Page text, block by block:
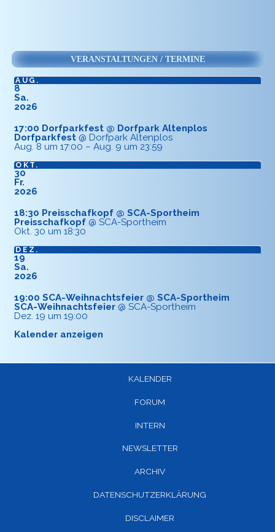
VERANSTALTUNGEN / TERMINE
AUG.
8
Sa.
2026
17:00 Dorfparkfest @ Dorfpark Altenplos
Dorfparkfest @ Dorfpark Altenplos
Aug. 8 um 17:00 – Aug. 9 um 23:59
OKT.
30
Fr.
2026
18:30 Preisschafkopf @ SCA-Sportheim
Preisschafkopf @ SCA-Sportheim
Okt. 30 um 18:30
DEZ.
19
Sa.
2026
19:00 SCA-Weihnachtsfeier @ SCA-Sportheim
SCA-Weihnachtsfeier @ SCA-Sportheim
Dez. 19 um 19:00
Kalender anzeigen
KALENDER
FORUM
INTERN
NEWSLETTER
ARCHIV
DATENSCHUTZERKLÄRUNG
DISCLAIMER